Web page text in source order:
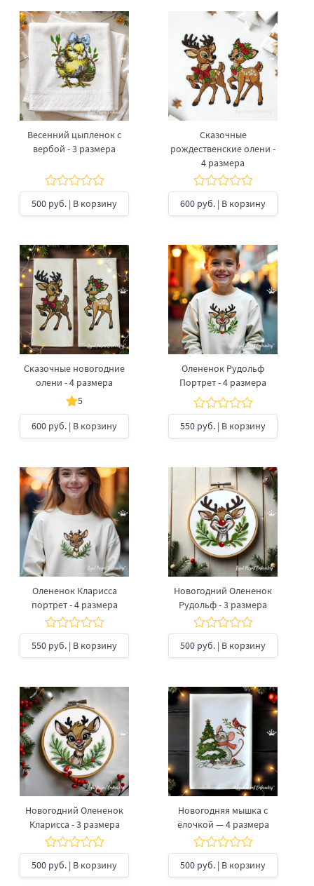
Весенний цыпленок с
вербой - 3 размера
500 руб. | В корзину
Сказочные
рождественские олени -
4 размера
600 руб. | В корзину
Сказочные новогодние
олени - 4 размера
5
600 руб. | В корзину
Олененок Рудольф
Портрет - 4 размера
550 руб. | В корзину
Олененок Кларисса
портрет - 4 размера
550 руб. | В корзину
Новогодний Олененок
Рудольф - 3 размера
500 руб. | В корзину
Новогодний Олененок
Кларисса - 3 размера
500 руб. | В корзину
Новогодняя мышка с
ёлочкой — 4 размера
500 руб. | В корзину